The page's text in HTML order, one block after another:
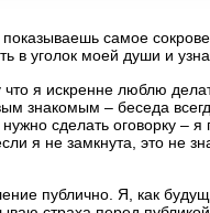
показываешь самое
в уголок моей души и
я искренне люблю
знакомым – беседа
сделать оговорку –
я не замкнута, это не
публично. Я, как